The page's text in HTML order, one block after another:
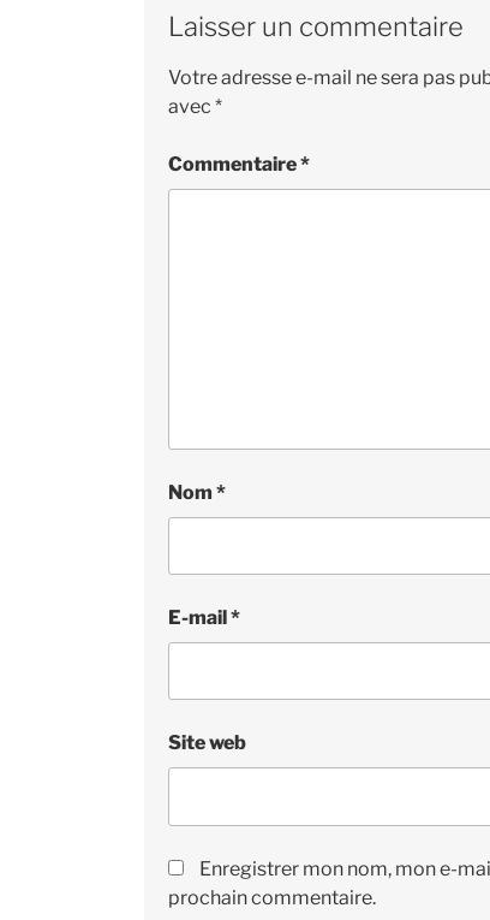
Laisser un commentaire
Votre adresse e-mail ne sera pas
avec *
Commentaire*
Nom *
E-mail*
Site web
Enregistrer mon nom, mon e-
prochain commentaire.